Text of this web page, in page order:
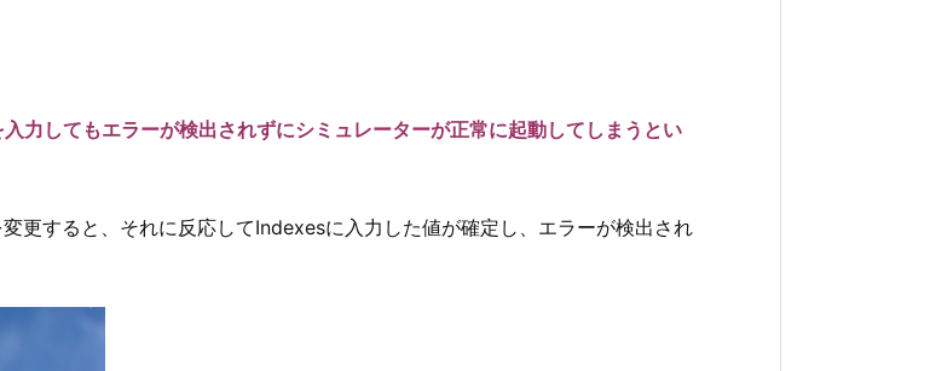
してもエラーが検出されずにシミュレーターが正常に起動してしまうとい
更すると、それに反応してIndexesに入力した値が確定し、エラーが検出され